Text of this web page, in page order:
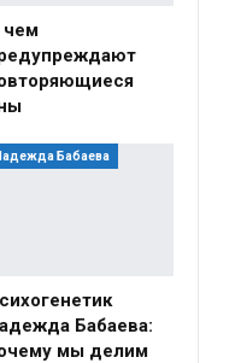
чем
Бабаева
Бабаева:
мы делим